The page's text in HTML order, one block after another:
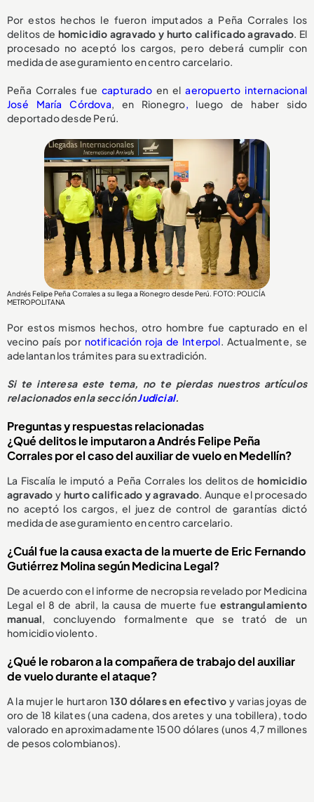
Por estos hechos le fueron imputados a Peña Corrales los
delitos de homicidio agravado y hurto calificado agravado. El
procesado no aceptó los cargos, pero deberá cumplir con
medida de aseguramiento en centro carcelario.
Peña Corrales fue capturadoen elaeropuerto internacional
José María Córdova, en Rionegro, luego de haber sido
deportado desde Perú.
Andrés Felipe Peña Corrales a su llega a Rionegro desde Perú. FOTO: POLICÍA
METROPOLITANA
Por estos mismos hechos, otro hombre fue capturado en el
vecino país por notificación roja de Interpol. Actualmente, se
adelantan los trámites para su extradición.
Si te interesa este tema, no te pierdas nuestros artículos
relacionados en la secciónJudicial.
Preguntas y respuestas relacionadas
¿Qué delitos le imputaron a Andrés Felipe Peña
Corrales por el caso del auxiliar de vuelo en Medellín?
La Fiscalía le imputó a Peña Corrales los delitos dehomicidio
agravado y hurto calificado y agravado. Aunque el procesado
no aceptó los cargos, el juez de control de garantías dictó
medida de aseguramiento en centro carcelario.
¿Cuál fue la causa exacta de la muerte de Eric Fernando
Gutiérrez Molina según Medicina Legal?
De acuerdo con el informe de necropsia revelado por Medicina
Legal el 8 de abril, la causa de muerte fue estrangulamiento
manual, concluyendo formalmente que se trató de un
homicidio violento.
¿Qué le robaron a la compañera de trabajo del auxiliar
de vuelo durante el ataque?
A la mujer le hurtaron 130 dólares en efectivo y varias joyas de
oro de 18 kilates (una cadena, dos aretes y una tobillera), todo
valorado en aproximadamente 1500 dólares (unos 4,7 millones
de pesos colombianos).